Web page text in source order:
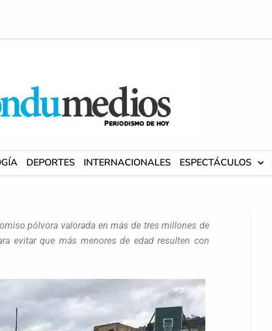
DEPORTES INTERNACIONALES ESPECTÁCULOS
pólvora valorada en más de tres millones de
evitar que más menores de edad resulten con